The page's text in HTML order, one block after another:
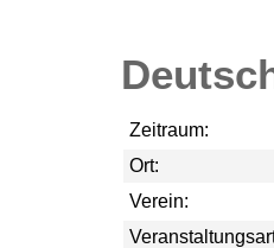
Zeitraum:
Ort:
Verein: